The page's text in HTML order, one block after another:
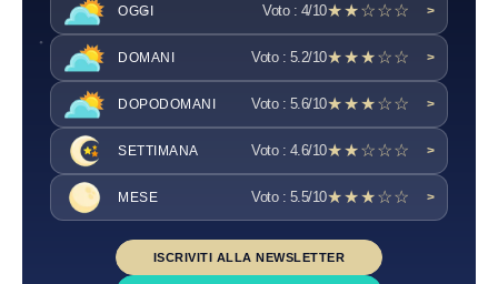
OGGI Voto : 4/10★★☆☆☆ >
DOMANI Voto : 5.2/10★★★☆☆ >
DOPODOMANI Voto : 5.6/10★★★☆☆ >
SETTIMANA Voto : 4.6/10★★☆☆☆ >
MESE Voto : 5.5/10★★★☆☆ >
ISCRIVITI ALLA NEWSLETTER